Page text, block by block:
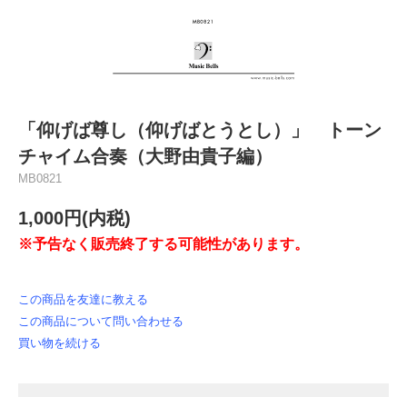
「仰げば尊し（仰げばとうとし）」 トーン
チャイム合奏（大野由貴子編）
MB0821
1,000円(内税)
※予告なく販売終了する可能性があります。
この商品を友達に教える
この商品について問い合わせる
買い物を続ける